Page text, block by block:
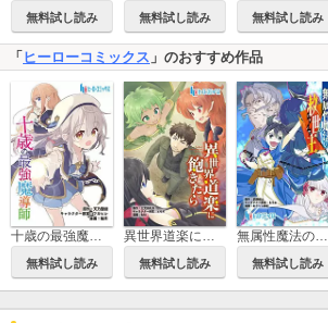
無料試し読み 無料試し読み 無料試し読み
「 ヒーローコミックス 」のおすすめ作品
十歳の最強魔導師
無料試し読み
異世界道楽に飽きたら
無料試し読み
無属性魔法の救世主
無料試し読み